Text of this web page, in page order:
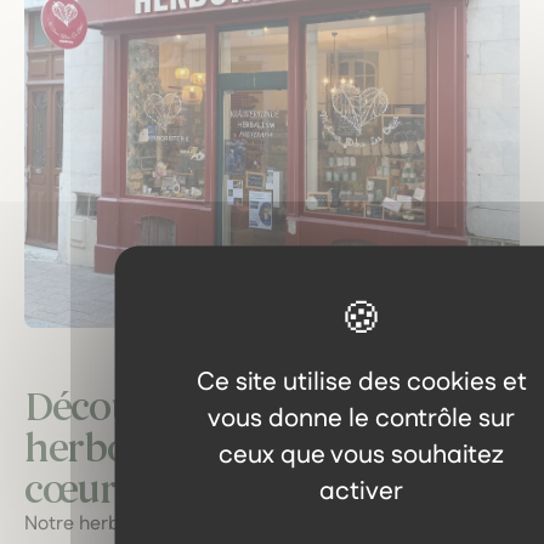
Ce site utilise des cookies et
vous donne le contrôle sur
ceux que vous souhaitez
activer
Découvrez notre
herboristerie : un voyage au
cœur des plantes locales.
Notre herboristerie vous invite à explorer une gamme